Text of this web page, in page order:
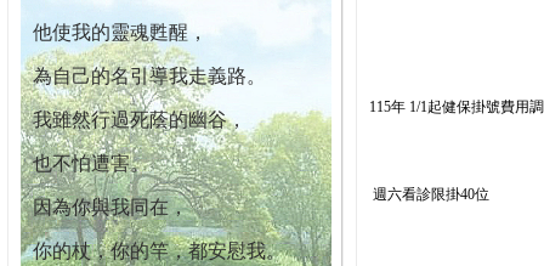
他使我的靈魂甦醒，
為自己的名引導我走義路。
我雖然行過死蔭的幽谷，
也不怕遭害。
因為你與我同在，
你的杖，你的竿，都安慰我。
115年 1/1起健保掛號費用
週六看診限掛40位